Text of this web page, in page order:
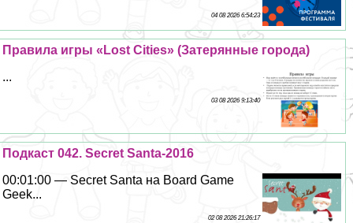
04 08 2026 6:54:23
Правила игры «Lost Cities» (Затерянные города)
...
03 08 2026 9:13:40
Подкаст 042. Secret Santa-2016
00:01:00 — Secret Santa на Board Game
Geek...
02 08 2026 21:26:17